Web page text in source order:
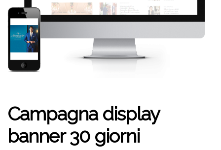
Campagna display
banner 30 giorni